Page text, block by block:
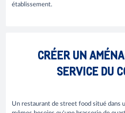
établissement.
CRÉER UN
SERVICE DU
Un restaurant de street food situé dans